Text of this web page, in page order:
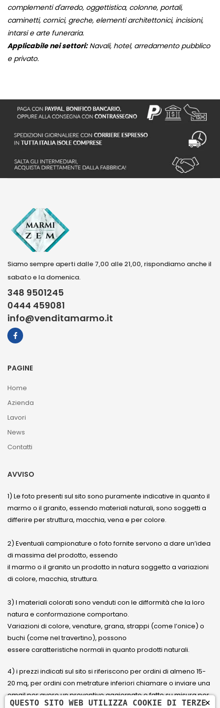
complementi d'arredo, oggettistica, colonne, portali,
caminetti, cornici, greche, elementi architettonici, incisioni,
intarsi e arte funeraria.
Applicabile nei settori:Navali, hotel, arredamento pubblico
e privato.
Siamo sempre aperti dalle 7,00 alle 21,00, rispondiamo anche il
sabato e la domenica.
348 9501245
0444 459081
info@venditamarmo.it
PAGINE
Home
Azienda
Lavori
News
Contatti
AVVISO
1) Le foto presenti sul sito sono puramente indicative in quanto il
marmo o il granito, essendo materiali naturali, sono soggetti a
differire per struttura, macchia, vena e per colore.
2) Eventuali campionature o foto fornite servono a dare un’idea
di massima del prodotto, essendo
il marmo o il granito un prodotto in natura soggetto a variazioni
di colore, macchia, struttura.
3) I materiali colorati sono venduti con le difformità che la loro
natura e conformazione comportano.
Variazioni di colore, venature, grana, strappi (come l’onice) o
buchi (come nel travertino), possono
essere caratteristiche normali in quanto prodotti naturali.
4) i prezzi indicati sul sito si riferiscono per ordini di almeno 15-
20 mq, per ordini con metrature inferiori chiamare o inviare una
email per avere un preventivo aggiornato e fatto su misura per
×
QUESTO SITO WEB UTILIZZA COOKIE DI TERZE